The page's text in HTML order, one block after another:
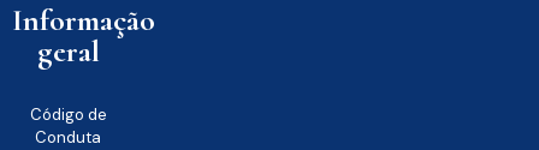
Informação
geral
Código de
Conduta